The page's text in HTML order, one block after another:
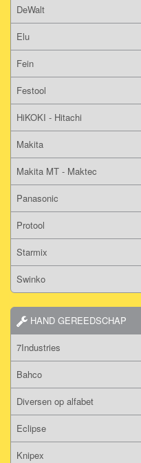
DeWalt
Elu
Fein
Festool
HiKOKI - Hitachi
Makita
Makita MT - Maktec
Panasonic
Protool
Starmix
Swinko
HAND GEREEDSCHAP
7Industries
Bahco
Diversen op alfabet
Eclipse
Knipex